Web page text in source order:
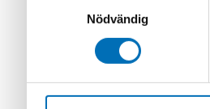
vi erbjuder. Om du har
Nödvändig